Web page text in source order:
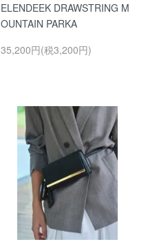
ELENDEEK DRAWSTRING M
OUNTAIN PARKA
35,200円(税3,200円)